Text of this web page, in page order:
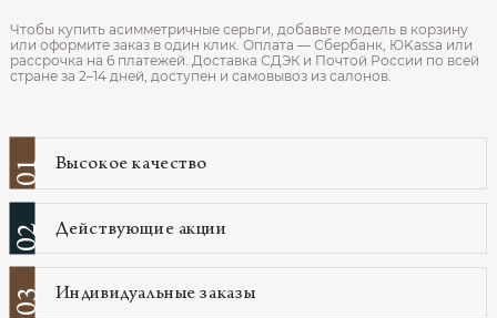
Чтобы купить асимметричные серьги, добавьте модель в корзину
или оформите заказ в один клик. Оплата — Сбербанк, ЮKassa или
рассрочка на 6 платежей. Доставка СДЭК и Почтой России по всей
стране за 2–14 дней, доступен и самовывоз из салонов.
01 Высокое качество
02 Действующие акции
03 Индивидуальные заказы